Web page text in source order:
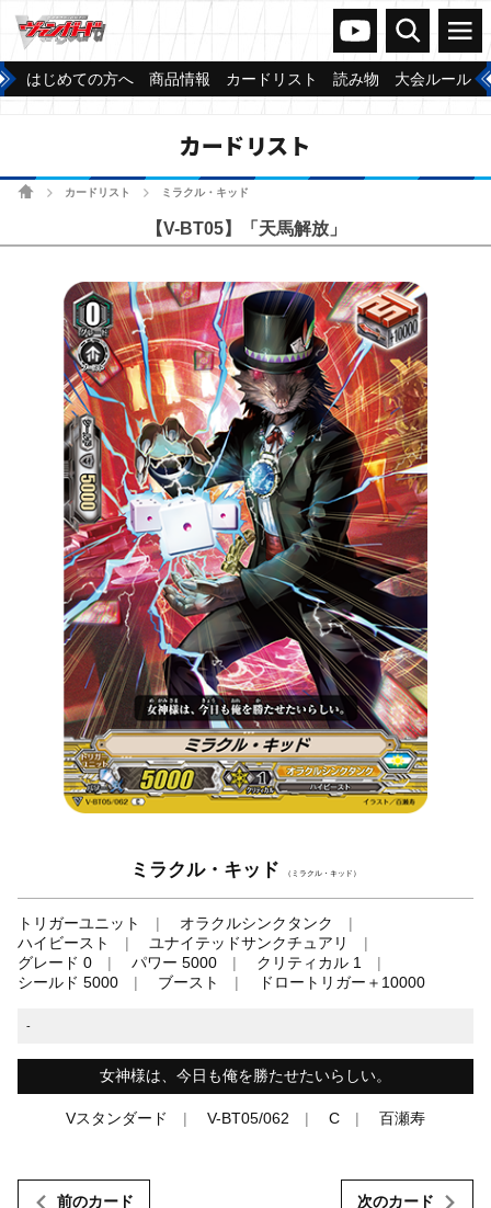
ヴァンガードch
検索 メニュー
はじめての方へ 商品情報 カードリスト 読み物 大会ルール
カードリスト
ホームカードリスト ミラクル・キッド
【V-BT05】「天馬解放」
ミラクル・キッド （ミラクル・キッド）
トリガーユニット
オラクルシンクタンク
ハイビースト
ユナイテッドサンクチュアリ
グレード 0
パワー 5000
クリティカル 1
シールド 5000
ブースト ドロートリガー＋10000
-
女神様は、今日も俺を勝たせたいらしい。
Vスタンダード V-BT05/062 C 百瀬寿
前のカード 次のカード